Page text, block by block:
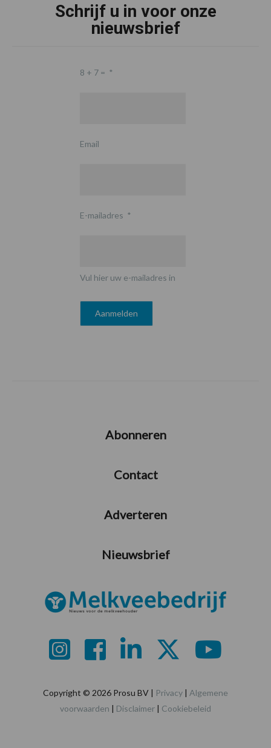
Schrijf u in voor onze
nieuwsbrief
8 + 7 = *
Email
E-mailadres *
Vul hier uw e-mailadres in
Abonneren
Contact
Adverteren
Nieuwsbrief
Copyright © 2026 Prosu BV | Privacy | Algemene
voorwaarden | Disclaimer | Cookiebeleid